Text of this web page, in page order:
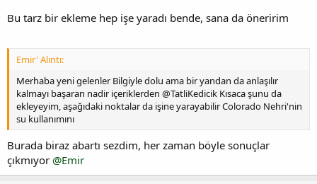
Bu tarz bir ekleme hep işe yaradı bende, sana da öneririm
Emir' Alıntı:
Merhaba yeni gelenler Bilgiyle dolu ama bir yandan da anlaşılır
kalmayı başaran nadir içeriklerden @TatliKedicik Kısaca şunu da
ekleyeyim, aşağıdaki noktalar da işine yarayabilir Colorado Nehri'nin
su kullanımını
Burada biraz abartı sezdim, her zaman böyle sonuçlar
çıkmıyor @Emir